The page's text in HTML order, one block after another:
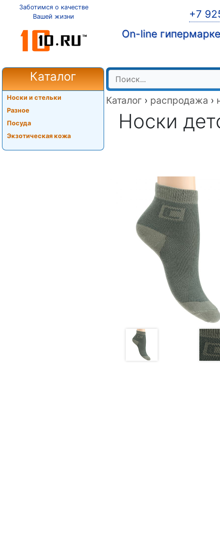
Заботимся о качестве
Вашей жизни
+7
On-line
Каталог
Носки и стельки
Разное
Посуда
Экзотическая кожа
Каталог › распродажа ›
Носки